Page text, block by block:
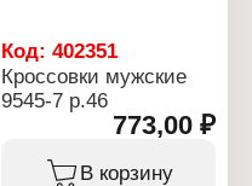
Код:402351
Кроссовки мужские
9545-7 р.46
773,00 ₽
В корзину